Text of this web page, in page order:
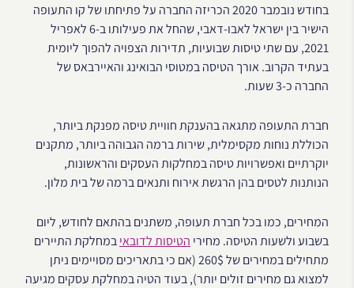
בחודש נובמבר 2020 הכריזה החברה על פתיחתו של קו התעופה
הישיר בין ישראל לאבו-דאבי, שהחל את פעילותו ב-6 לאפריל
2021, עם שתי טיסות שבועיות, תדירות הצפויה להפוך ליומית
בעתיד הקרוב. אורך הטיסה במטוסי הבואינג והאיירבאס של
החברה כ-3 שעות.
חברת התעופה מתגאה בהענקת חוויית טיסה מפנקת ביותר,
הכוללת נוחות מקסימלית, שירות ברמה הגבוהה ביותר, מתקנים
יוקרתיים ואפשרויות טיסה במחלקות העסקים והראשונות,
הנותנות לטסים בהן הרגשת אירוח ותנאים ברמה של בית מלון.
המחירים, כמו בכל חברת תעופה, משתנים בהתאם לחודש, ליום
בשבוע ולשעות הטיסה. מחירי הטיסות לדובאיבמחלקת התיירים
מתחילים במחירים של 260$ (אם כי בתאריכים מסויימים ניתן
למצוא גם מחירים זולים יותר), בעוד הטיה במחלקת עסקים מגיעה